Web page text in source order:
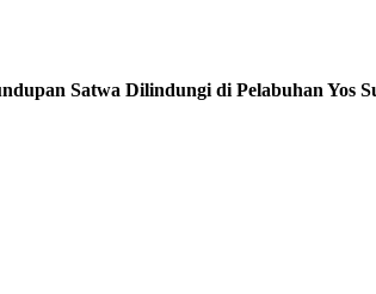
Satwa Dilindungi di Pelabuhan Yos